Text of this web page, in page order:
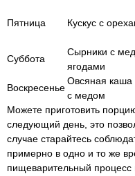
Пятница Кускус с
Суббота
Сырники с
ягодами
Воскресенье
Овсяная каша
с медом
Можете приготовить
следующий день, это
случае старайтесь
примерно в одно и то же
пищеварительный процесс